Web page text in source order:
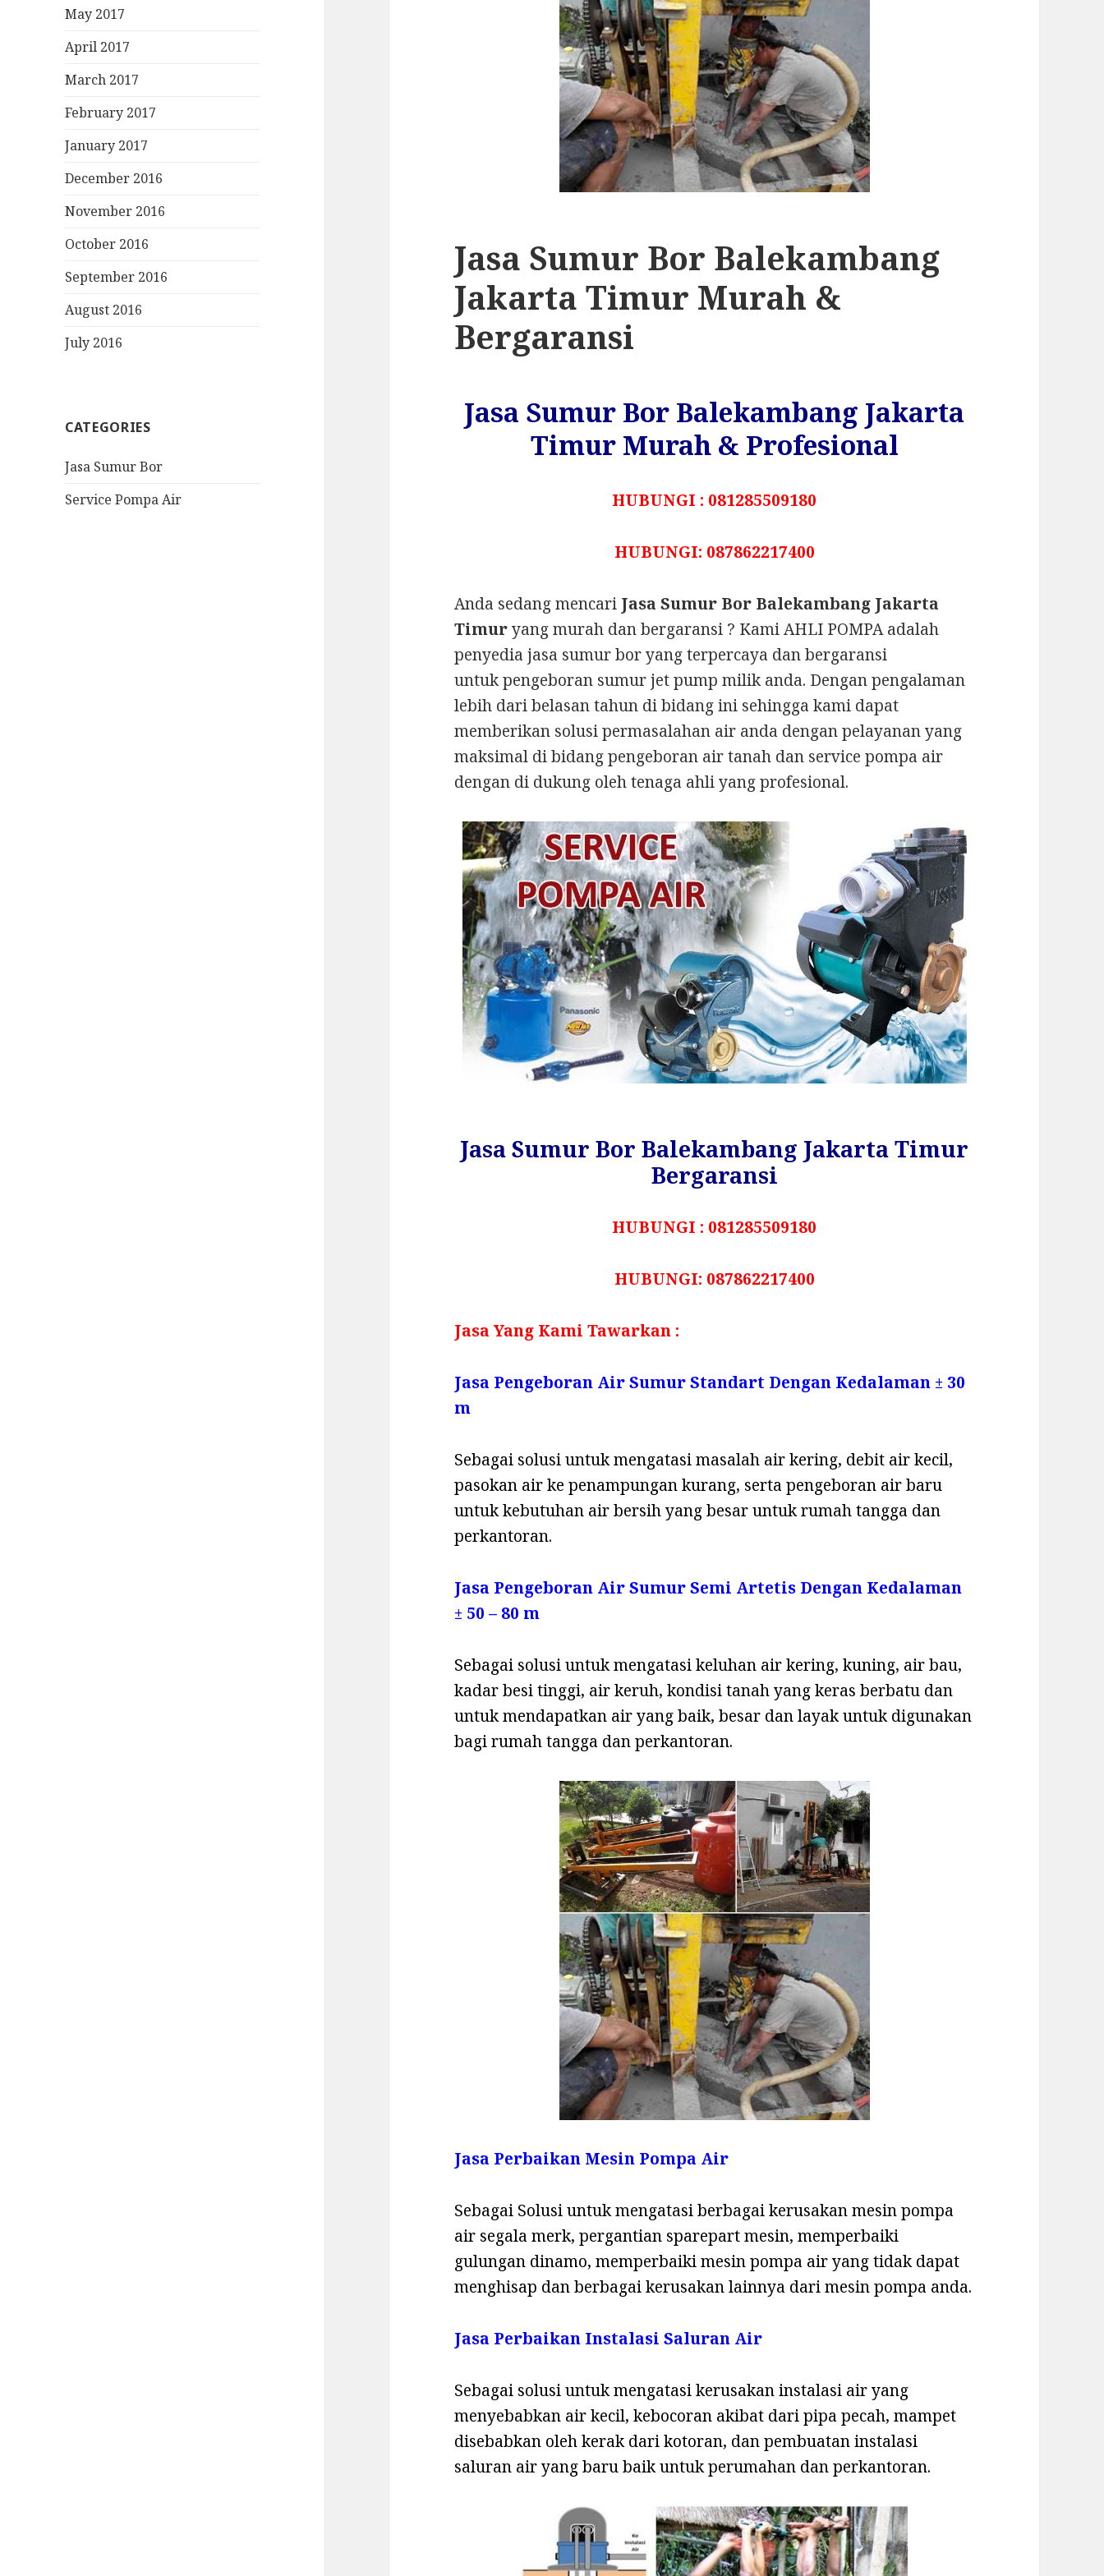
:May 2017
April 2017
March 2017
February 2017
January 2017
December 2016
November 2016
October 2016
September 2016
August 2016
July 2016
CATEGORIES
Jasa Sumur Bor
Service Pompa Air
Jasa Sumur Bor Balekambang
Jakarta Timur Murah &
Bergaransi
Jasa Sumur Bor Balekambang Jakarta
Timur Murah & Profesional
HUBUNGI : 081285509180
HUBUNGI: 087862217400
Anda sedang mencari Jasa Sumur Bor Balekambang Jakarta
Timuryang murah dan bergaransi ? Kami AHLI POMPA adalah
penyedia jasa sumur bor yang terpercaya dan bergaransi
untuk pengeboran sumur jet pump milik anda. Dengan pengalaman
lebih dari belasan tahun di bidang ini sehingga kami dapat
memberikan solusi permasalahan air anda dengan pelayanan yang
maksimal di bidang pengeboran air tanah dan service pompa air
dengan di dukung oleh tenaga ahli yang profesional.
Jasa Sumur Bor Balekambang Jakarta Timur
Bergaransi
HUBUNGI : 081285509180
HUBUNGI: 087862217400
Jasa Yang Kami Tawarkan :
Jasa Pengeboran Air Sumur Standart Dengan Kedalaman ± 30
m
Sebagai solusi untuk mengatasi masalah air kering, debit air kecil,
pasokan air ke penampungan kurang, serta pengeboran air baru
untuk kebutuhan air bersih yang besar untuk rumah tangga dan
perkantoran.
Jasa Pengeboran Air Sumur Semi Artetis Dengan Kedalaman
± 50 – 80 m
Sebagai solusi untuk mengatasi keluhan air kering, kuning, air bau,
kadar besi tinggi, air keruh, kondisi tanah yang keras berbatu dan
untuk mendapatkan air yang baik, besar dan layak untuk digunakan
bagi rumah tangga dan perkantoran.
Jasa Perbaikan Mesin Pompa Air
Sebagai Solusi untuk mengatasi berbagai kerusakan mesin pompa
air segala merk, pergantian sparepart mesin, memperbaiki
gulungan dinamo, memperbaiki mesin pompa air yang tidak dapat
menghisap dan berbagai kerusakan lainnya dari mesin pompa anda.
Jasa Perbaikan Instalasi Saluran Air
Sebagai solusi untuk mengatasi kerusakan instalasi air yang
menyebabkan air kecil, kebocoran akibat dari pipa pecah, mampet
disebabkan oleh kerak dari kotoran, dan pembuatan instalasi
saluran air yang baru baik untuk perumahan dan perkantoran.